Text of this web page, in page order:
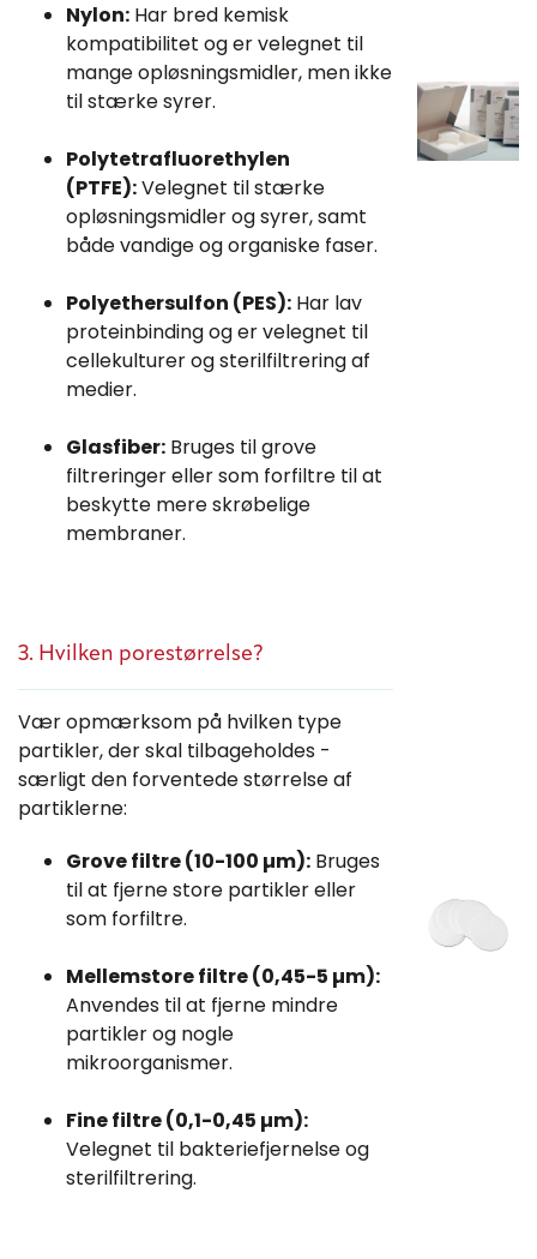
Nylon: Har bred kemisk
kompatibilitet og er velegnet til
mange opløsningsmidler, men ikke
til stærke syrer.
Polytetrafluorethylen
(PTFE):Velegnet til stærke
opløsningsmidler og syrer, samt
både vandige og organiske faser.
Polyethersulfon (PES): Har lav
proteinbinding og er velegnet til
cellekulturer og sterilfiltrering af
medier.
Glasfiber: Bruges til grove
filtreringer eller som forfiltre til at
beskytte mere skrøbelige
membraner.
3. Hvilken porestørrelse?
Vær opmærksom på hvilken type
partikler, der skal tilbageholdes -
særligt den forventede størrelse af
partiklerne:
Grove filtre (10-100 µm): Bruges
til at fjerne store partikler eller
som forfiltre.
Mellemstore filtre (0,45-5 µm):
Anvendes til at fjerne mindre
partikler og nogle
mikroorganismer.
Fine filtre (0,1-0,45 µm):
Velegnet til bakteriefjernelse og
sterilfiltrering.